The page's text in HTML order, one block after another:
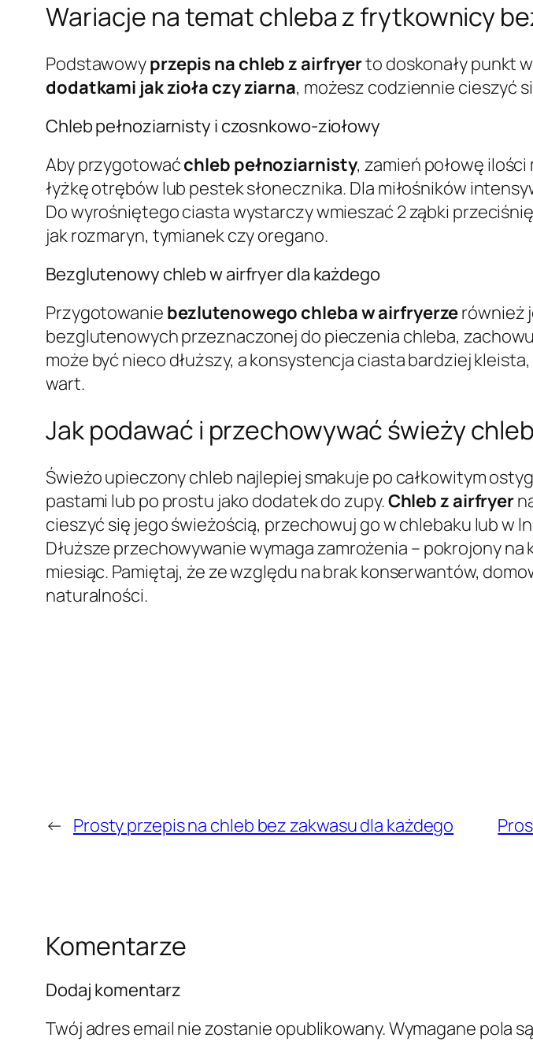
Wariacje na temat chleba z frytkownicy
Podstawowyprzepis na chleb z airfryerto doskonały punkt
dodatkami jak zioła czy ziarna, możesz codziennie cieszyć
Chleb pełnoziarnisty i czosnkowo-ziołowy
Aby przygotowaćchleb pełnoziarnisty, zamień połowę
łyżkę otrębów lub pestek słonecznika. Dla miłośników
Do wyrośniętego ciasta wystarczy wmieszać 2 ząbki
jak rozmaryn, tymianek czy oregano.
Bezglutenowy chleb w airfryer dla każdego
Przygotowanie bezlutenowego chleba w airfryerzerównież
bezglutenowych przeznaczonej do pieczenia chleba,
może być nieco dłuższy, a konsystencja ciasta bardziej
wart.
Jak podawać i przechowywać świeży
Świeżo upieczony chleb najlepiej smakuje po całkowitym
pastami lub po prostu jako dodatek do zupy.Chleb z airfryer
cieszyć się jego świeżością, przechowuj go w chlebaku lub w
Dłuższe przechowywanie wymaga zamrożenia – pokrojony
miesiąc. Pamiętaj, że ze względu na brak konserwantów,
naturalności.
← Prosty przepis na chleb bez zakwasu dla każdego
Komentarze
Dodaj komentarz
Twój adres email nie zostanie opublikowany.Wymagane pola